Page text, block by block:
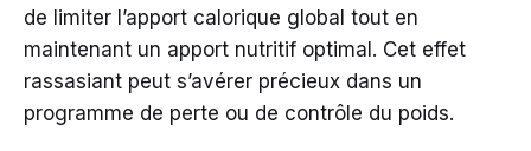
de limiter l’apport calorique global tout en
maintenant un apport nutritif optimal. Cet effet
rassasiant peut s’avérer précieux dans un
programme de perte ou de contrôle du poids.